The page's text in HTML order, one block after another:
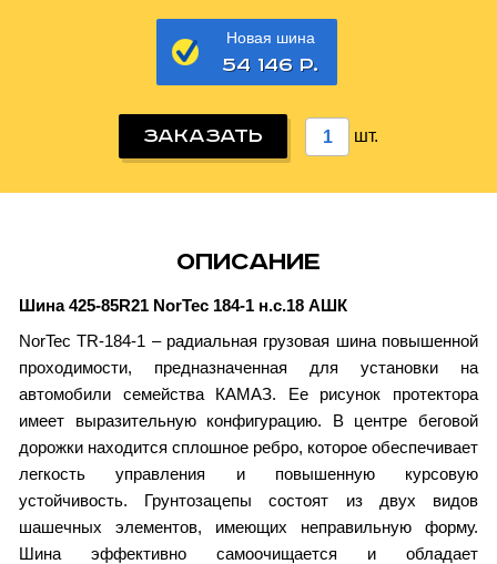
Новая шина
54 146 Р.
ЗАКАЗАТЬ шт.
описание
Шина 425-85R21 NorTec 184-1 н.с.18 АШК
NorTec TR-184-1 – радиальная грузовая шина повышенной
проходимости, предназначенная для установки на
автомобили семейства КАМАЗ. Ее рисунок протектора
имеет выразительную конфигурацию. В центре беговой
дорожки находится сплошное ребро, которое обеспечивает
легкость управления и повышенную курсовую
устойчивость. Грунтозацепы состоят из двух видов
шашечных элементов, имеющих неправильную форму.
Шина эффективно самоочищается и обладает